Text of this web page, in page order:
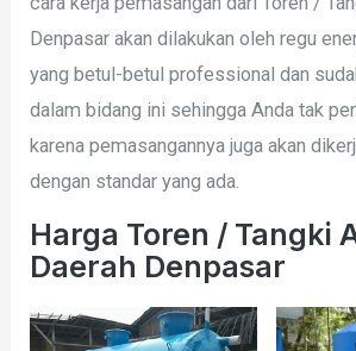
Denpasar akan dilakukan oleh regu
yang betul-betul professional dan
dalam bidang ini sehingga Anda tak
karena pemasangannya juga akan
dengan standar yang ada.
Harga Toren / Tangki
Daerah Denpasar